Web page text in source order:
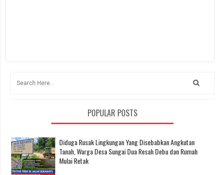
POPULAR POSTS
Diduga Rusak Lingkungan Yang Disebabkan Angkutan
Tanah, Warga Desa Sungai Dua Resah Debu dan Rumah
Mulai Retak